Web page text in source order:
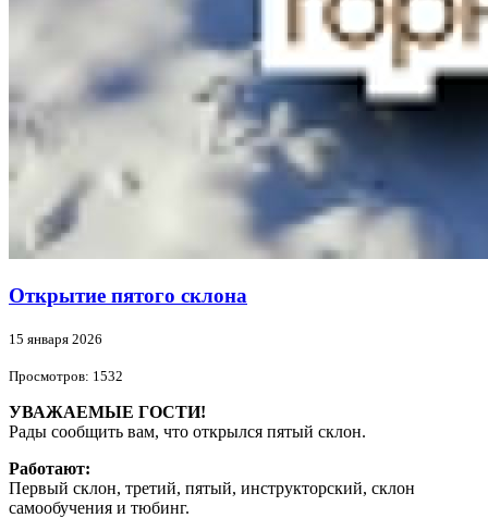
Открытие пятого склона
15 января 2026
Просмотров: 1532
УВАЖАЕМЫЕ ГОСТИ!
Рады сообщить вам, что открылся пятый склон.
Работают:
Первый склон, третий, пятый, инструкторский, склон
самообучения и тюбинг.